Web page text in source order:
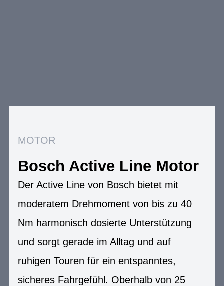
MOTOR
Bosch Active Line Motor
Der Active Line von Bosch bietet mit
moderatem Drehmoment von bis zu 40
Nm harmonisch dosierte Unterstützung
und sorgt gerade im Alltag und auf
ruhigen Touren für ein entspanntes,
sicheres Fahrgefühl. Oberhalb von 25